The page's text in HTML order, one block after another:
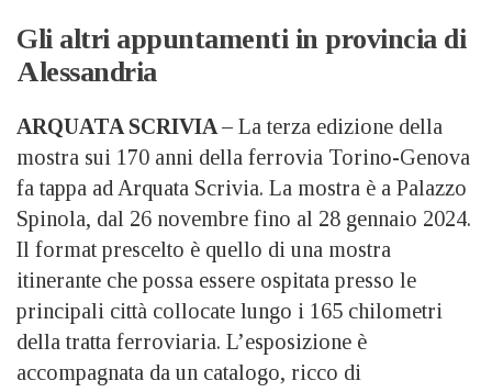
Gli altri appuntamenti in provincia di
Alessandria
ARQUATA SCRIVIA – La terza edizione della
mostra sui 170 anni della ferrovia Torino-Genova
fa tappa ad Arquata Scrivia. La mostra è a Palazzo
Spinola, dal 26 novembre fino al 28 gennaio 2024.
Il format prescelto è quello di una mostra
itinerante che possa essere ospitata presso le
principali città collocate lungo i 165 chilometri
della tratta ferroviaria. L’esposizione è
accompagnata da un catalogo, ricco di